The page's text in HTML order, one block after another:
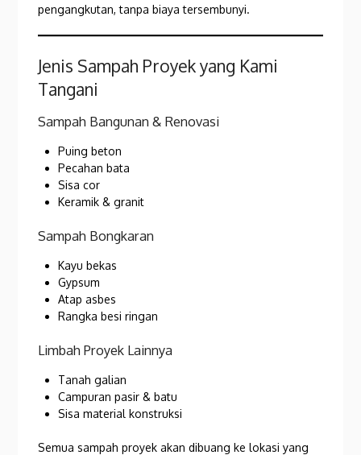
pengangkutan, tanpa biaya tersembunyi.
Jenis Sampah Proyek yang Kami
Tangani
Sampah Bangunan & Renovasi
Puing beton
Pecahan bata
Sisa cor
Keramik & granit
Sampah Bongkaran
Kayu bekas
Gypsum
Atap asbes
Rangka besi ringan
Limbah Proyek Lainnya
Tanah galian
Campuran pasir & batu
Sisa material konstruksi
Semua sampah proyek akan dibuang ke lokasi yang